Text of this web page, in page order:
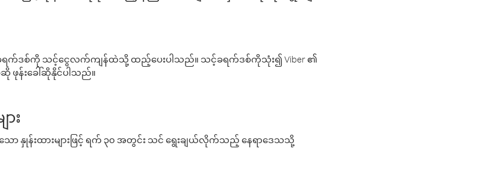
ရက်ဒစ်ကို သင့်ငွေလက်ကျန်ထဲသို့ ထည့်ပေးပါသည်။ သင့်ခရက်ဒစ်ကိုသုံး၍ Viber ၏
ဖုန်းခေါ်ဆိုနိုင်ပါသည်။
း
နှုန်းထားများဖြင့် ရက် ၃၀ အတွင်း သင် ရွေးချယ်လိုက်သည့် နေရာဒေသသို့